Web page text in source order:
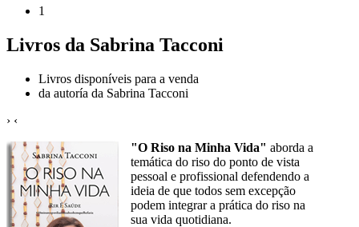
1
Livros da Sabrina Tacconi
Livros disponíveis para a venda
da autoría da Sabrina Tacconi
› ‹
"O Riso na Minha Vida" aborda a
temática do riso do ponto de vista
pessoal e profissional defendendo a
ideia de que todos sem excepção
podem integrar a prática do riso na
sua vida quotidiana.